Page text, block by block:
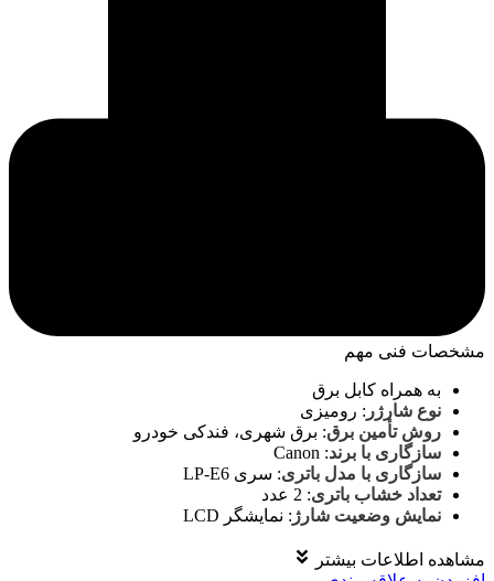
مشخصات فنی مهم
به همراه کابل برق
نوع شارژر : رومیزی
روش تأمین برق: برق شهری، فندکی خودرو
سازگاری با برند:
Canon
سازگاری با مدل باتری: سری LP-E6
تعداد خشاب باتری: 2 عدد
نمایش وضعیت شارژ : نمایشگر LCD
مشاهده اطلاعات بیشتر